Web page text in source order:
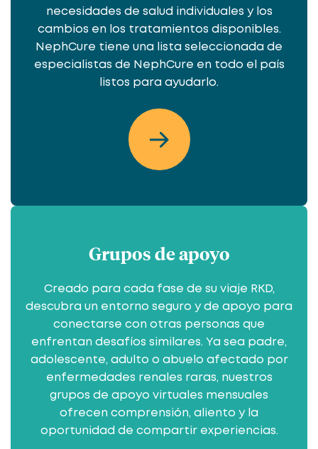
necesidades de salud individuales y los
cambios en los tratamientos disponibles.
NephCure tiene una lista seleccionada de
especialistas de NephCure en todo el país
listos para ayudarlo.
Grupos de apoyo
Creado para cada fase de su viaje RKD,
descubra un entorno seguro y de apoyo para
conectarse con otras personas que
enfrentan desafíos similares. Ya sea padre,
adolescente, adulto o abuelo afectado por
enfermedades renales raras, nuestros
grupos de apoyo virtuales mensuales
ofrecen comprensión, aliento y la
oportunidad de compartir experiencias.